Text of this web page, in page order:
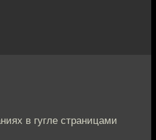
в гугле страницами